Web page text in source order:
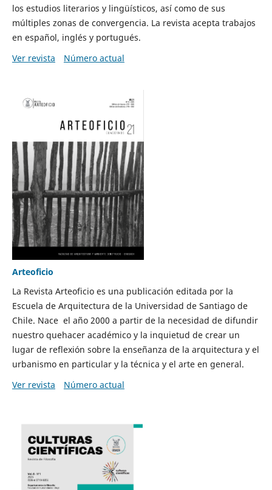
los estudios literarios y lingüísticos, así como de sus
múltiples zonas de convergencia. La revista acepta trabajos
en español, inglés y portugués.
Ver revista
Número actual
Arteoficio
La Revista Arteoficio es una publicación editada por la
Escuela de Arquitectura de la Universidad de Santiago de
Chile. Nace el año 2000 a partir de la necesidad de difundir
nuestro quehacer académico y la inquietud de crear un
lugar de reflexión sobre la enseñanza de la arquitectura y el
urbanismo en particular y la técnica y el arte en general.
Ver revista
Número actual